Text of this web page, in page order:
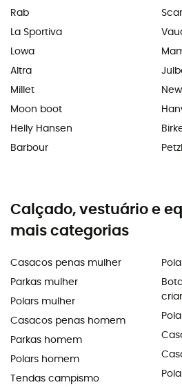
Rab
La Sportiva
Lowa
Altra
Millet
Moon boot
Helly Hansen
Barbour
Petzl
Calçado, vestuário e
mais categorias
Casacos penas mulher
Parkas mulher
Polars mulher
Casacos penas homem
Parkas homem
Polars homem
Tendas campismo